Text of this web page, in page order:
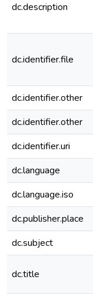
dc.description
dc.identifier.file
dc.identifier.other
dc.identifier.other
dc.identifier.uri
dc.language
dc.language.iso
dc.publisher.place
dc.subject
dc.title